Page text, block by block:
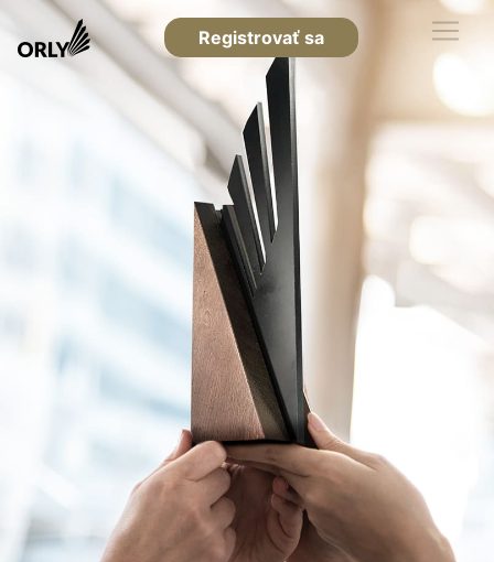
Registrovať sa